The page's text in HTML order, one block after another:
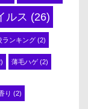
ルス (26)
ランキング (2)
薄毛ハゲ(2)
り (2)